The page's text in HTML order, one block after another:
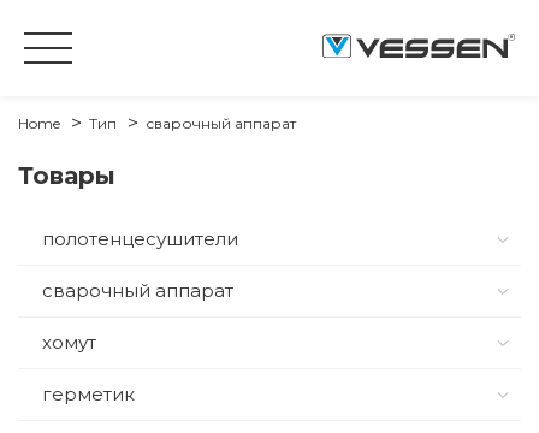
Home Тип сварочный аппарат
Товары
полотенцесушители
сварочный аппарат
хомут
герметик